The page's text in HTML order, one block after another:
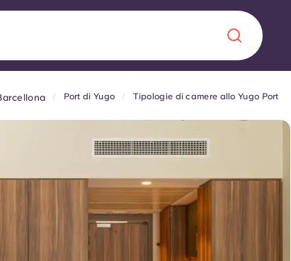
una nuova era nel
(US) Chinese
Port di Yugo Tipologie di camere allo Yugo Port